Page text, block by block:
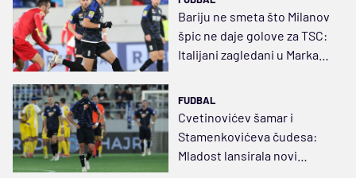
Bariju ne smeta što Milanov
špic ne daje golove za TSC:
Italijani zagledani u Marka
FUDBAL
Cvetinovićev šamar i
Stamenkovićeva čudesa:
Mladost lansirala novi